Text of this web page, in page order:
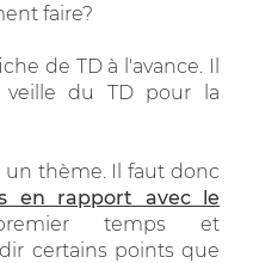
faire?
de TD à l'avance. Il
du TD pour la
un thème. Il faut donc
en rapport avec le
temps et
certains points que